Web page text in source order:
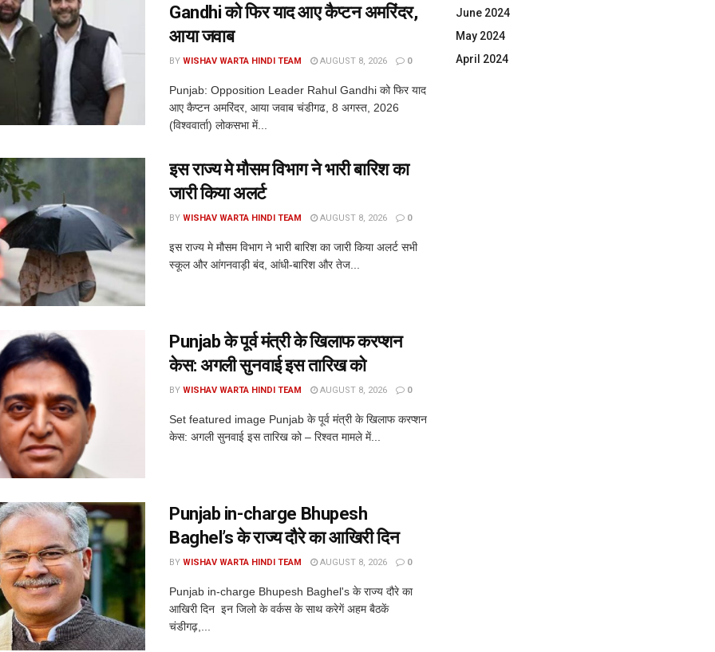
Gandhi को फिर याद आए कैप्टन अमरिंदर,
आया जवाब
BY WISHAV WARTA HINDI TEAM AUGUST 8, 2026 0
Punjab: Opposition Leader Rahul Gandhi को फिर याद
आए कैप्टन अमरिंदर, आया जवाब चंडीगढ, 8 अगस्त, 2026
(विश्ववार्ता) लोकसभा में...
इस राज्य मे मौसम विभाग ने भारी बारिश का
जारी किया अलर्ट
BY WISHAV WARTA HINDI TEAM AUGUST 8, 2026 0
इस राज्य मे मौसम विभाग ने भारी बारिश का जारी किया अलर्ट सभी
स्कूल और आंगनवाड़ी बंद, आंधी-बारिश और तेज...
Punjab के पूर्व मंत्री के खिलाफ करप्शन
केस: अगली सुनवाई इस तारिख को
BY WISHAV WARTA HINDI TEAM AUGUST 8, 2026 0
Set featured image Punjab के पूर्व मंत्री के खिलाफ करप्शन
केस: अगली सुनवाई इस तारिख को – रिश्वत मामले में...
Punjab in-charge Bhupesh
Baghel’s के राज्य दौरे का आखिरी दिन
BY WISHAV WARTA HINDI TEAM AUGUST 8, 2026 0
Punjab in-charge Bhupesh Baghel's के राज्य दौरे का
आखिरी दिन इन जिलो के वर्कस के साथ करेगें अहम बैठकें
चंडीगढ़,...
June 2024
May 2024
April 2024